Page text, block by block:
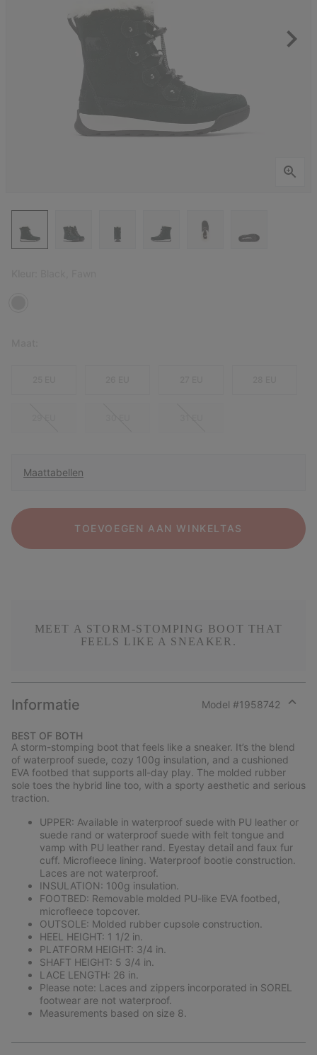
Maattabellen
TOEVOEGEN AAN WINKELTAS
MEET A STORM-STOMPING BOOT THAT
FEELS LIKE A SNEAKER.
Informatie Model #1958742
section
BEST OF BOTH
A storm-stomping boot that feels like a sneaker. It’s the blend
of waterproof suede, cozy 100g insulation, and a cushioned
EVA footbed that supports all-day play. The molded rubber
sole toes the hybrid line too, with a sporty aesthetic and serious
traction.
UPPER: Available in waterproof suede with PU leather or
suede rand or waterproof suede with felt tongue and
vamp with PU leather rand. Eyestay detail and faux fur
cuff. Microfleece lining. Waterproof bootie construction.
Laces are not waterproof.
INSULATION: 100g insulation.
FOOTBED: Removable molded PU-like EVA footbed,
microfleece topcover.
OUTSOLE: Molded rubber cupsole construction.
HEEL HEIGHT: 1 1/2 in.
PLATFORM HEIGHT: 3/4 in.
SHAFT HEIGHT: 5 3/4 in.
LACE LENGTH: 26 in.
Please note: Laces and zippers incorporated in SOREL
footwear are not waterproof.
Measurements based on size 8.